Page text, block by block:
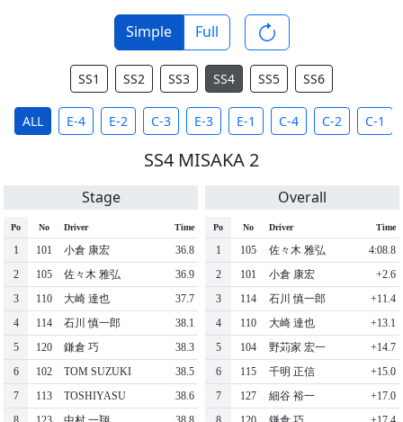
Simple Full
SS1 SS2 SS3 SS4 SS5 SS6
ALL E-4 E-2 C-3 E-3 E-1 C-4 C-2 C-1
SS4 MISAKA 2
Stage
Po No Driver Time
1 101 小倉 康宏
36.8
2
105 佐々木 雅弘
36.9
3
110 大崎 達也
37.7
4
114 石川 慎一郎
38.1
5
120 鎌倉 巧
38.3
6
102 TOM SUZUKI
38.5
7
113 TOSHIYASU
38.6
Overall
Po No Driver Time
1 105 佐々木 雅弘
4:08.8
2
101 小倉 康宏
+2.6
3
114 石川 慎一郎
+11.4
4
110 大崎 達也
+13.1
5
104 野苅家 宏一
+14.7
6
115 千明 正信
+15.0
7
127 細谷 裕一
+17.0